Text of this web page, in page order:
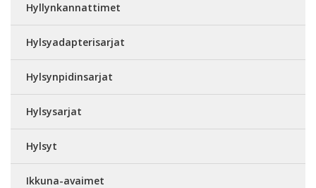
Hyllynkannattimet
Hylsyadapterisarjat
Hylsynpidinsarjat
Hylsysarjat
Hylsyt
Ikkuna-avaimet